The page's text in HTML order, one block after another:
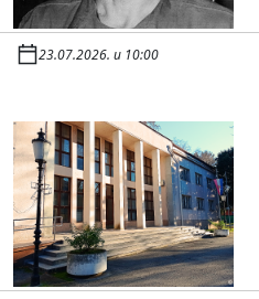
23.07.2026. u 10:00